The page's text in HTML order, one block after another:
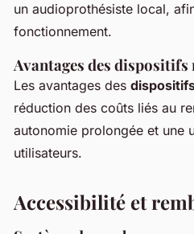
un audioprothésiste local,
fonctionnement.
Avantages des dispositifs
Les avantages des
réduction des coûts liés au
autonomie prolongée et une
utilisateurs.
Accessibilité et